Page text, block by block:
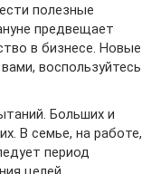
полезные
предвещает
в бизнесе. Новые
воспользуйтесь
Больших и
В семье, на работе,
период